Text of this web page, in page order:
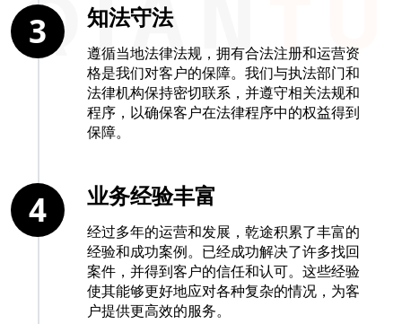
知法守法
遵循当地法律法规，拥有合法注册和运营资
格是我们对客户的保障。我们与执法部门和
法律机构保持密切联系，并遵守相关法规和
程序，以确保客户在法律程序中的权益得到
保障。
3
业务经验丰富
经过多年的运营和发展，乾途积累了丰富的
经验和成功案例。已经成功解决了许多找回
案件，并得到客户的信任和认可。这些经验
使其能够更好地应对各种复杂的情况，为客
户提供更高效的服务。
4